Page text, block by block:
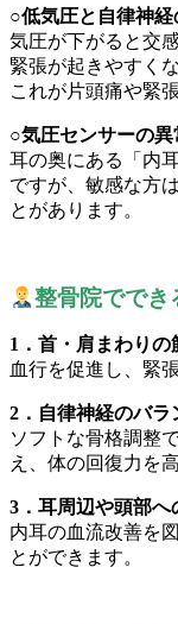
○低気圧と自律神経
気圧が下がると交
緊張が起きやすく
これが片頭痛や緊
○気圧センサーの異
耳の奥にある「内
ですが、敏感な方
とがあります。
整骨院ででき
1．首・肩まわり
血行を促進し、緊
2．自律神経のバ
ソフトな骨格調整
え、体の回復力を
3．耳周辺や頭部へ
内耳の血流改善を
とができます。